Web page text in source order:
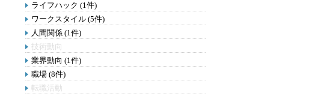
ライフハック (1件)
ワークスタイル (5件)
人間関係 (1件)
技術動向
業界動向 (1件)
職場 (8件)
転職活動